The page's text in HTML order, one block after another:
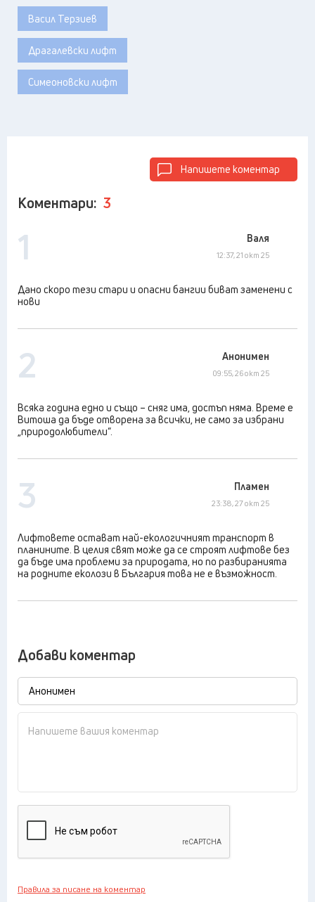
Васил Терзиев
Драгалевски лифт
Симеоновски лифт
Напишете коментар
Коментари: 3
1 Валя
12:37, 21 окт 25
Дано скоро тези стари и опасни бангии биват заменени с
нови
2 Анонимен
09:55, 26 окт 25
Всяка година едно и също – сняг има, достъп няма. Време е
Витоша да бъде отворена за всички, не само за избрани
„природолюбители“.
3 Пламен
23:38, 27 окт 25
Лифтовете остават най-екологичният транспорт в
планините. В целия свят може да се строят лифтове без
да бъде има проблеми за природата, но по разбиранията
на родните еколози в България това не е възможност.
Добави коментар
Правила за писане на коментар